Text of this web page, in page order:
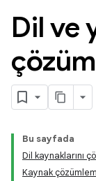
Dil ve
Bu sayfada
Dil kaynaklarını
Kaynak